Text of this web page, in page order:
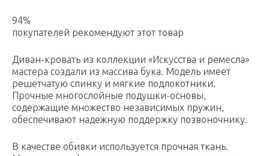
94%
покупателей рекомендуют этот товар
Диван-кровать из коллекции «Искусства и ремесла»
мастера создали из массива бука. Модель имеет
решетчатую спинку и мягкие подлокотники.
Прочные многослойные подушки-основы,
содержащие множество независимых пружин,
обеспечивают надежную поддержку позвоночнику.
В качестве обивки используется прочная ткань.